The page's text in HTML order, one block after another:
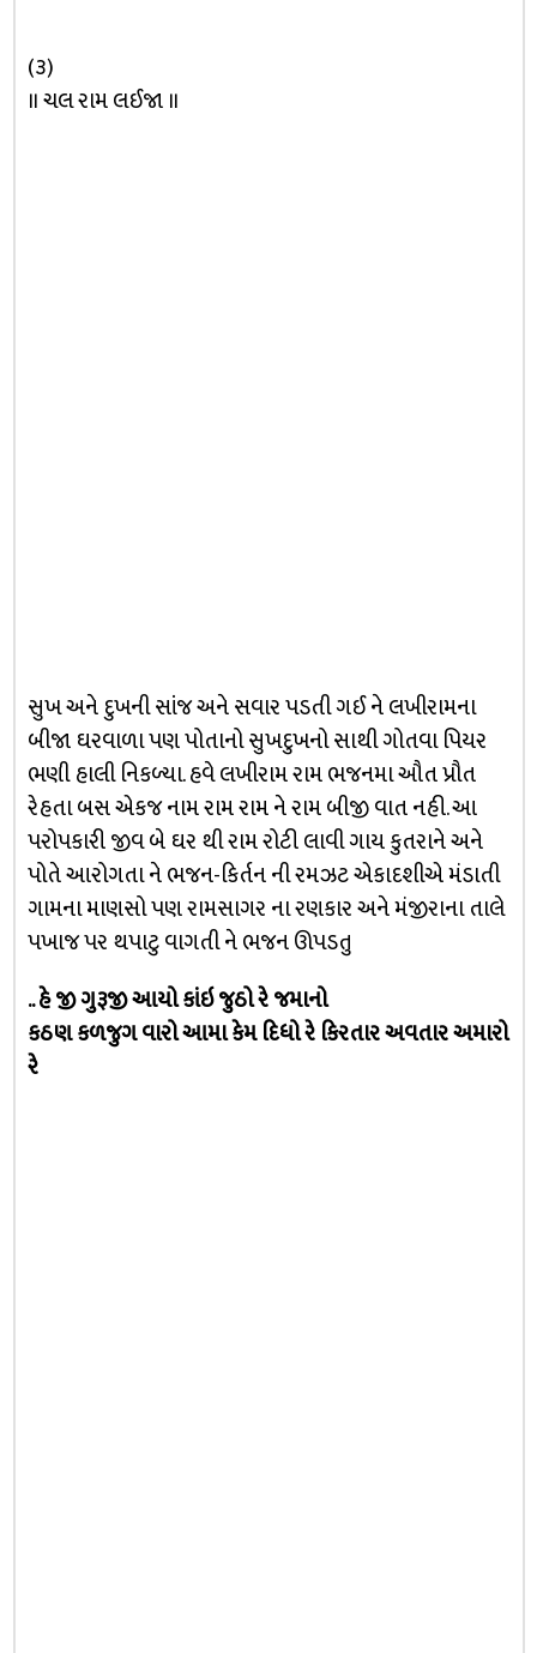
(૩)
॥ ચલ રામ લઈજા ॥
સુખ અને દુખની સાંજ અને સવાર પડતી ગઈ ને લખીરામના
બીજા ઘરવાળા પણ પોતાનો સુખદુખનો સાથી ગોતવા પિયર
ભણી હાલી નિકળ્યા. હવે લખીરામ રામ ભજનમા ઔત પ્રૌત
રેહતા બસ એકજ નામ રામ રામ ને રામ બીજી વાત નહી. આ
પરોપકારી જીવ બે ઘર થી રામ રોટી લાવી ગાય કુતરાને અને
પોતે આરોગતા ને ભજન-કિર્તન ની રમઝટ એકાદશીએ મંડાતી
ગામના માણસો પણ રામસાગર ના રણકાર અને મંજીરાના તાલે
પખાજ પર થપાટુ વાગતી ને ભજન ઊપડતુ
.. હે જી ગુરૂજી આયો કાંઇ જુઠો રે જમાનો
કઠણ કળજુગ વારો આમા કેમ દિધો રે કિરતાર અવતાર અમારો
રે